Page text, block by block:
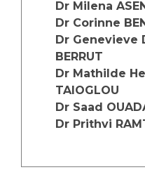
Salon des familles
Transports sanitaires
Vos droits, vos devoirs
Handicap
Les structures de
Écoles et
Plateforme des
Professionnels
Dr Milena
Dr Corinne
Dr Genevieve DARRASON-
BERRUT
Dr Mathilde Helene MINOT
TAIOGLOU
Dr Saad
Dr Prithvi